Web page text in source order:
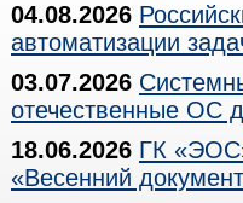
04.08.2026
автоматизации
03.07.2026
отечественные ОС
18.06.2026 ГК
«Весенний